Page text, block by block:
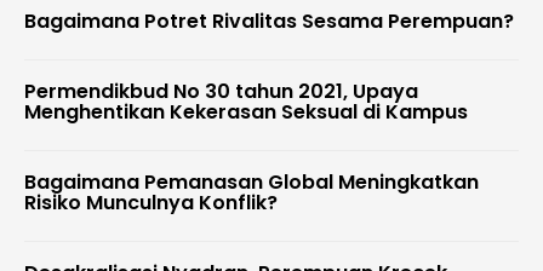
Bagaimana Potret Rivalitas Sesama Perempuan?
Permendikbud No 30 tahun 2021, Upaya
Menghentikan Kekerasan Seksual di Kampus
Bagaimana Pemanasan Global Meningkatkan
Risiko Munculnya Konflik?